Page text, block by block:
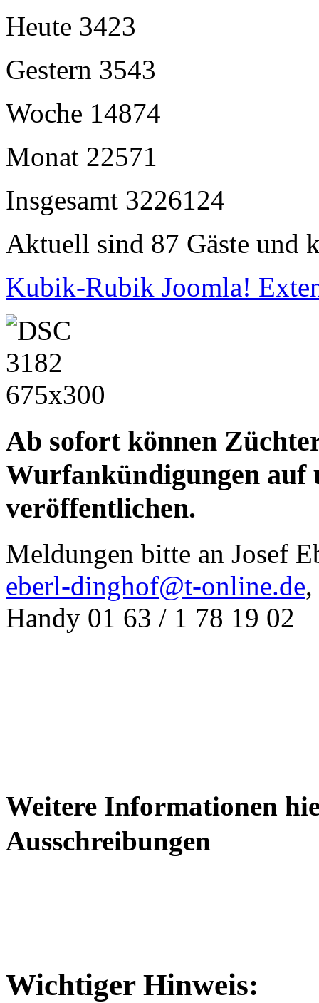
Heute 3423
Gestern 3543
Woche 14874
Monat 22571
Insgesamt 3226124
Aktuell sind 87 Gäste und
Kubik-Rubik Joomla!
Ab sofort können
Wurfankündigungen auf
veröffentlichen.
Meldungen bitte an Josef
eberl-dinghof@t-online.de
Handy 01 63 / 1 78 19 02
Weitere Informationen
Ausschreibungen
Wichtiger Hinweis: